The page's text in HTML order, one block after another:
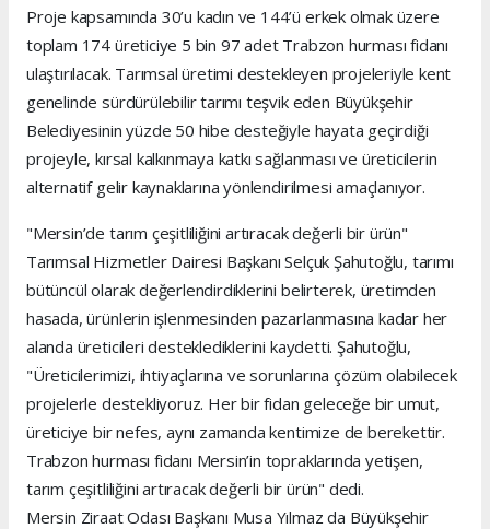
Proje kapsamında 30’u kadın ve 144’ü erkek olmak üzere
toplam 174 üreticiye 5 bin 97 adet Trabzon hurması fidanı
ulaştırılacak. Tarımsal üretimi destekleyen projeleriyle kent
genelinde sürdürülebilir tarımı teşvik eden Büyükşehir
Belediyesinin yüzde 50 hibe desteğiyle hayata geçirdiği
projeyle, kırsal kalkınmaya katkı sağlanması ve üreticilerin
alternatif gelir kaynaklarına yönlendirilmesi amaçlanıyor.
"Mersin’de tarım çeşitliliğini artıracak değerli bir ürün"
Tarımsal Hizmetler Dairesi Başkanı Selçuk Şahutoğlu, tarımı
bütüncül olarak değerlendirdiklerini belirterek, üretimden
hasada, ürünlerin işlenmesinden pazarlanmasına kadar her
alanda üreticileri desteklediklerini kaydetti. Şahutoğlu,
"Üreticilerimizi, ihtiyaçlarına ve sorunlarına çözüm olabilecek
projelerle destekliyoruz. Her bir fidan geleceğe bir umut,
üreticiye bir nefes, aynı zamanda kentimize de berekettir.
Trabzon hurması fidanı Mersin’in topraklarında yetişen,
tarım çeşitliliğini artıracak değerli bir ürün" dedi.
Mersin Ziraat Odası Başkanı Musa Yılmaz da Büyükşehir